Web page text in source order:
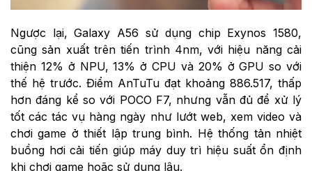
Ngược lại, Galaxy A56 sử dụng chip Exynos 1580,
cũng sản xuất trên tiến trình 4nm, với hiệu năng cải
thiện 12% ở NPU, 13% ở CPU và 20% ở GPU so với
thế hệ trước. Điểm AnTuTu đạt khoảng 886.517, thấp
hơn đáng kể so với POCO F7, nhưng vẫn đủ để xử lý
tốt các tác vụ hàng ngày như lướt web, xem video và
chơi game ở thiết lập trung bình. Hệ thống tản nhiệt
buồng hơi cải tiến giúp máy duy trì hiệu suất ổn định
khi chơi game hoặc sử dụng lâu.